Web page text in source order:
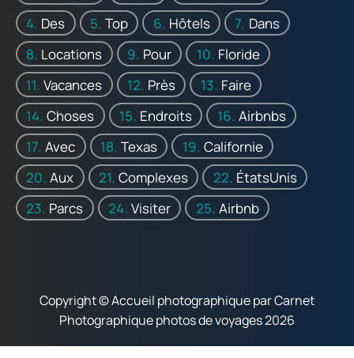
Des
Top Hôtels
Dans
Locations
Pour
Floride
Vacances
Près
Faire
Choses
Endroits
Airbnbs
Avec
Texas
Californie
Aux
Complexes
ÉtatsUnis
Parcs
Visiter Airbnb
Copyright © Accueil photographique par Carnet
Photographique photos de voyages 2026